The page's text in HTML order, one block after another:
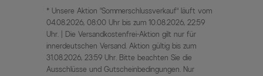
* Unsere Aktion „Sommerschlussverkauf“ läuft vom
04.08.2026, 08:00 Uhr bis zum 10.08.2026, 22:59
Uhr. | Die Versandkostenfrei-Aktion gilt nur für
innerdeutschen Versand. Aktion gültig bis zum
31.08.2026, 23:59 Uhr. Bitte beachten Sie die
Ausschlüsse und Gutscheinbedingungen. Nur